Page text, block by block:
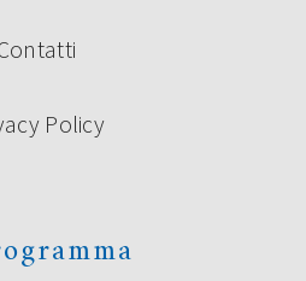
Policy